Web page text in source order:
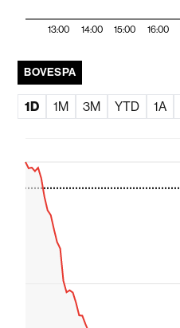
13:00 14:00 15:00 16:00
BOVESPA
1D 1M 3M YTD 1A